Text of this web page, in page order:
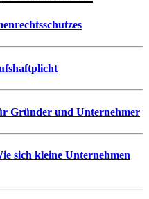
Gründer und Unternehmer
sich kleine Unternehmen